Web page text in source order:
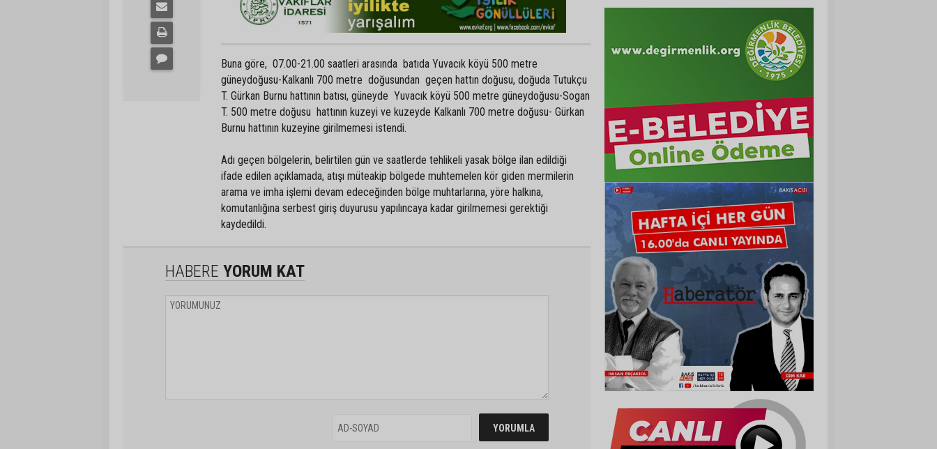
Buna göre, 07.00-21.00 saatleri arasında batıda Yuvacık köyü 500 metre
güneydoğusu-Kalkanlı 700 metre doğusundan geçen hattın doğusu, doğuda Tutukçu
T. Gürkan Burnu hattının batısı, güneyde Yuvacık köyü 500 metre güneydoğusu-Sogan
T. 500 metre doğusu hattının kuzeyi ve kuzeyde Kalkanlı 700 metre doğusu- Gürkan
Burnu hattının kuzeyine girilmemesi istendi.
Adı geçen bölgelerin, belirtilen gün ve saatlerde tehlikeli yasak bölge ilan edildiği
ifade edilen açıklamada, atışı müteakip bölgede muhtemelen kör giden mermilerin
arama ve imha işlemi devam edeceğinden bölge muhtarlarına, yöre halkına,
komutanlığına serbest giriş duyurusu yapılıncaya kadar girilmemesi gerektiği
kaydedildi.
HABERE YORUM KAT